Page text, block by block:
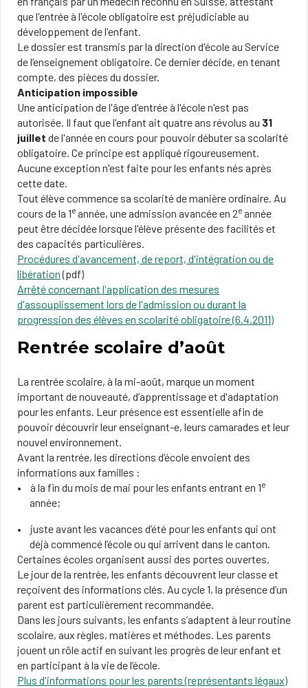
que l'entrée à l'école obligatoire est préjudiciable au
développement de l'enfant.
Le dossier est transmis par la direction d'école au Service
de l’enseignement obligatoire. Ce dernier décide, en tenant
compte, des pièces du dossier.
Anticipation impossible
Une anticipation de l'âge d'entrée à l'école n'est pas
autorisée. Il faut que l'enfant ait quatre ans révolus au 31
juillet de l'année en cours pour pouvoir débuter sa scolarité
obligatoire. Ce principe est appliqué rigoureusement.
Aucune exception n'est faite pour les enfants nés après
cette date.
Tout élève commence sa scolarité de manière ordinaire. Au
cours de la 1e année, une admission avancée en 2e année
peut être décidée lorsque l'élève présente des facilités et
des capacités particulières.
Procédures d'avancement, de report, d'intégration ou de
libération(pdf)
Arrêté concernant l'application des mesures
d'assouplissement lors de l'admission ou durant la
progression des élèves en scolarité obligatoire (6.4.2011)
Rentrée scolaire d’août
La rentrée scolaire, à la mi-août, marque un moment
important de nouveauté, d’apprentissage et d'adaptation
pour les enfants. Leur présence est essentielle afin de
pouvoir découvrir leur enseignant-e, leurs camarades et leur
nouvel environnement.
Avant la rentrée, les directions d’école envoient des
informations aux familles :
à la fin du mois de mai pour les enfants entrant en 1e
année;
juste avant les vacances d’été pour les enfants qui ont
déjà commencé l’école ou qui arrivent dans le canton.
Certaines écoles organisent aussi des portes ouvertes.
Le jour de la rentrée, les enfants découvrent leur classe et
reçoivent des informations clés. Au cycle 1, la présence d’un
parent est particulièrement recommandée.
Dans les jours suivants, les enfants s’adaptent à leur routine
scolaire, aux règles, matières et méthodes. Les parents
jouent un rôle actif en suivant les progrès de leur enfant et
en participant à la vie de l’école.
Plus d'informations pour les parents (représentants légaux)